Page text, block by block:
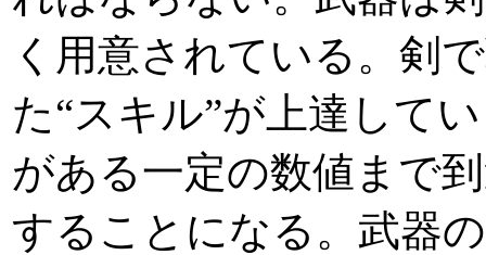
く用意されている。剣
た“スキル”が上達して
がある一定の数値まで
することになる。武器